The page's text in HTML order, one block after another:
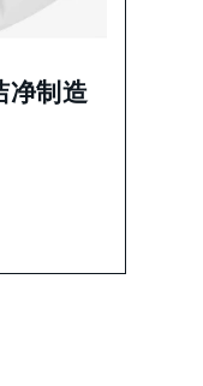
制造